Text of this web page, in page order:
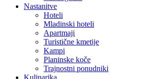
Nastanitve
Hoteli
Mladinski hoteli
Apartmaji
Turistične kmetije
Kampi
Planinske koče
Trajnostni ponudniki
Kulinarika